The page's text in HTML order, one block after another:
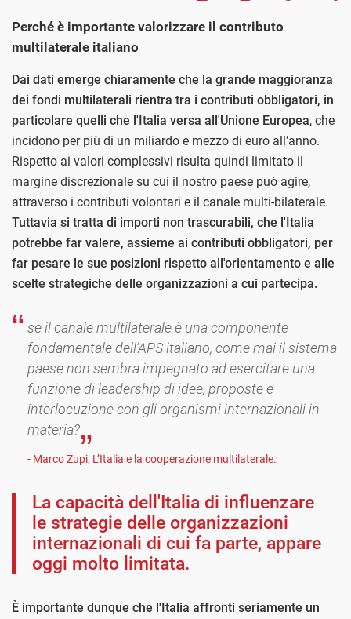
Perché è importante valorizzare il contributo
multilaterale italiano
Dai dati emerge chiaramente che la grande maggioranza
dei fondi multilaterali rientra tra i contributi obbligatori, in
particolare quelli che l'Italia versa all'Unione Europea, che
incidono per più di un miliardo e mezzo di euro all’anno.
Rispetto ai valori complessivi risulta quindi limitato il
margine discrezionale su cui il nostro paese può agire,
attraverso i contributi volontari e il canale multi-bilaterale.
Tuttavia si tratta di importi non trascurabili, che l'Italia
potrebbe far valere, assieme ai contributi obbligatori, per
far pesare le sue posizioni rispetto all'orientamento e alle
scelte strategiche delle organizzazioni a cui partecipa.
se il canale multilaterale è una componente
fondamentale dell’APS italiano, come mai il sistema
paese non sembra impegnato ad esercitare una
funzione di leadership di idee, proposte e
interlocuzione con gli organismi internazionali in
materia?
- Marco Zupi, L’Italia e la cooperazione multilaterale.
La capacità dell'Italia di influenzare
le strategie delle organizzazioni
internazionali di cui fa parte, appare
oggi molto limitata.
È importante dunque che l'Italia affronti seriamente un